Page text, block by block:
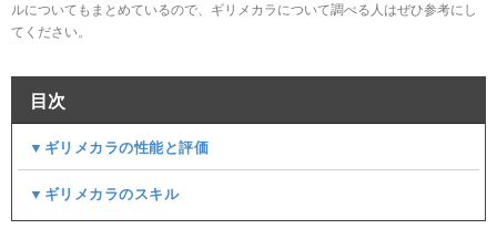
ルについてもまとめているので、ギリメカラについて調べる人はぜひ参考にし
てください。
目次
▼ギリメカラの性能と評価
▼ギリメカラのスキル